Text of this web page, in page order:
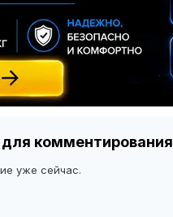
для комментирования
уже сейчас.